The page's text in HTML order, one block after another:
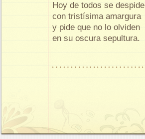
Hoy de todos se despide
con tristísima amargura
y pide que no lo olviden
en su oscura sepultura.